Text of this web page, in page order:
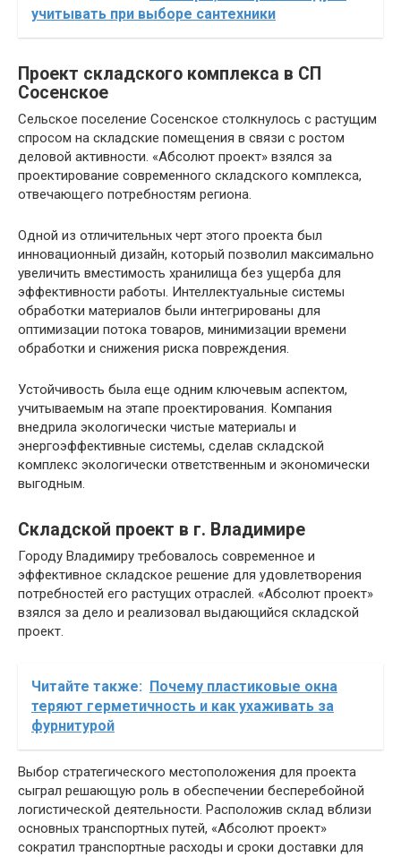
учитывать при выборе сантехники
Проект складского комплекса в СП
Сосенское
Сельское поселение Сосенское столкнулось с растущим
спросом на складские помещения в связи с ростом
деловой активности. «Абсолют проект» взялся за
проектирование современного складского комплекса,
отвечающего потребностям региона.
Одной из отличительных черт этого проекта был
инновационный дизайн, который позволил максимально
увеличить вместимость хранилища без ущерба для
эффективности работы. Интеллектуальные системы
обработки материалов были интегрированы для
оптимизации потока товаров, минимизации времени
обработки и снижения риска повреждения.
Устойчивость была еще одним ключевым аспектом,
учитываемым на этапе проектирования. Компания
внедрила экологически чистые материалы и
энергоэффективные системы, сделав складской
комплекс экологически ответственным и экономически
выгодным.
Складской проект в г. Владимире
Городу Владимиру требовалось современное и
эффективное складское решение для удовлетворения
потребностей его растущих отраслей. «Абсолют проект»
взялся за дело и реализовал выдающийся складской
проект.
Читайте также:
Почему пластиковые окна
теряют герметичность и как ухаживать за
фурнитурой
Выбор стратегического местоположения для проекта
сыграл решающую роль в обеспечении бесперебойной
логистической деятельности. Расположив склад вблизи
основных транспортных путей, «Абсолют проект»
сократил транспортные расходы и сроки доставки для